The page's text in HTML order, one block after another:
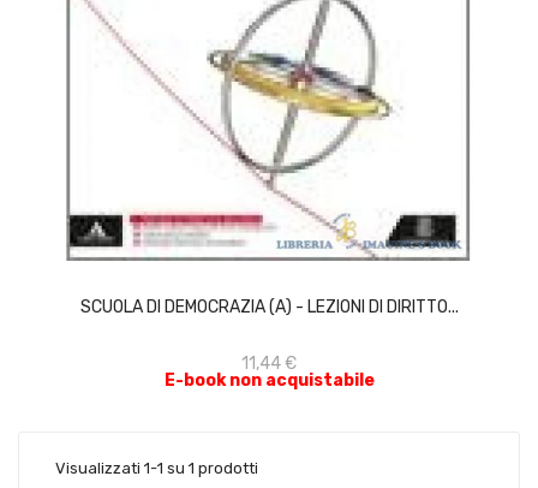
SCUOLA DI DEMOCRAZIA (A) - LEZIONI DI DIRITTO...
11,44 €
E-book non acquistabile
ACQUISTA
Visualizzati 1-1 su 1 prodotti